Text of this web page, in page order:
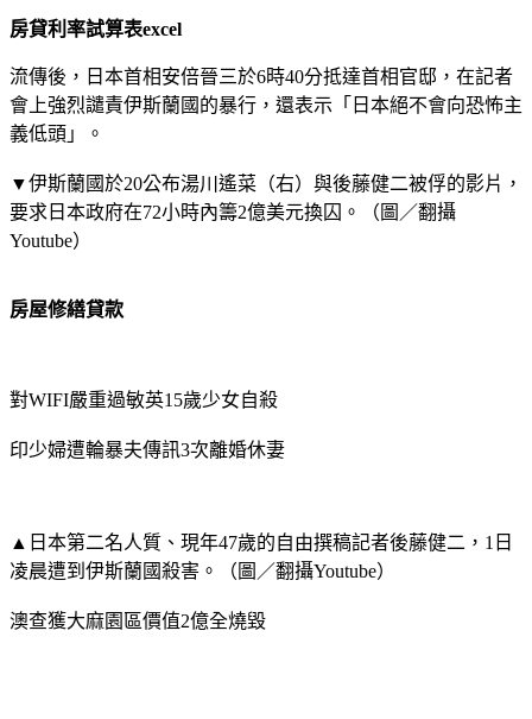
房貸利率試算表excel
流傳後，日本首相安倍晉三於6時40分抵達首相官邸，在記者
會上強烈譴責伊斯蘭國的暴行，還表示「日本絕不會向恐怖主
義低頭」。
▼伊斯蘭國於20公布湯川遙菜（右）與後藤健二被俘的影片，
要求日本政府在72小時內籌2億美元換囚。（圖／翻攝
Youtube）
房屋修繕貸款
對WIFI嚴重過敏英15歲少女自殺
印少婦遭輪暴夫傳訊3次離婚休妻
▲日本第二名人質、現年47歲的自由撰稿記者後藤健二，1日
凌晨遭到伊斯蘭國殺害。（圖／翻攝Youtube）
澳查獲大麻園區價值2億全燒毀